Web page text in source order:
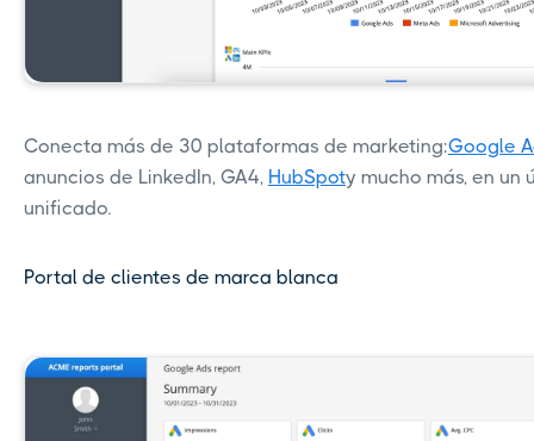
Conecta más de 30 plataformas de marketing:Google
anuncios de LinkedIn, GA4, HubSpoty mucho más, en un
unificado.
Portal de clientes de marca blanca